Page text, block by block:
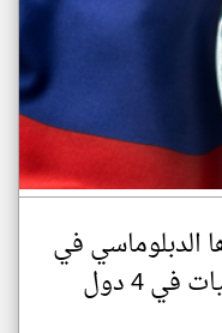
في
إفريقيا بافتتاح ممثليات في 4 دول